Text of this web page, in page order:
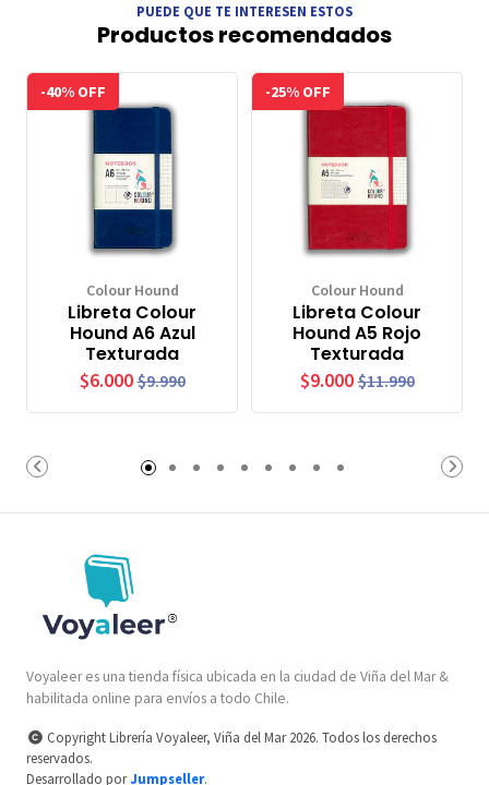
PUEDE QUE TE INTERESEN ESTOS
Productos recomendados
-40% OFF
Colour Hound
Libreta Colour
Hound A6 Azul
Texturada
$6.000 $9.990
-25% OFF
Colour Hound
Libreta Colour
Hound A5 Rojo
Texturada
$9.000 $11.990
Voyaleer es una tienda física ubicada en la ciudad de Viña del Mar &
habilitada online para envíos a todo Chile.
Copyright Librería Voyaleer, Viña del Mar 2026. Todos los derechos
reservados.
Desarrollado porJumpseller.